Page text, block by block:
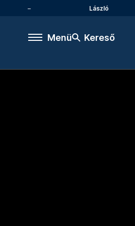
László
Menü Kereső